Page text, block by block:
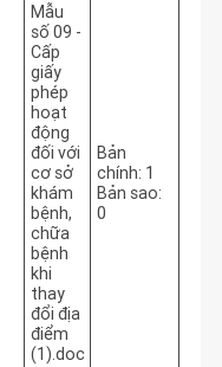
Mẫu
số 09 -
Cấp
giấy
phép
hoạt
động
đối với
cơ sở
khám
bệnh,
chữa
bệnh
khi
thay
đổi địa
điểm
(1).doc
Bản
chính: 1
Bản sao:
0